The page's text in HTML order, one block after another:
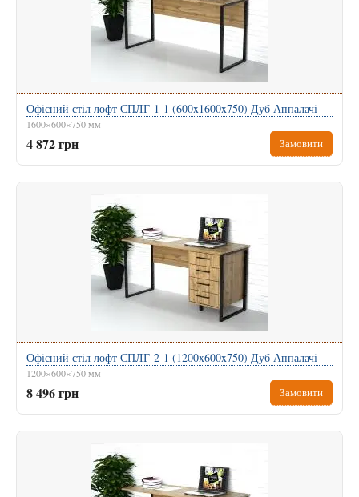
Офісний стіл лофт СПЛГ-1-1 (600x1600x750) Дуб Аппалачі
1600×600×750 мм
4 872 грн Замовити
Офісний стіл лофт СПЛГ-2-1 (1200x600x750) Дуб Аппалачі
1200×600×750 мм
8 496 грн Замовити